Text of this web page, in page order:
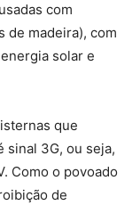
com
de madeira), com
solar e
que
sinal 3G, ou seja,
Como o povoado
de